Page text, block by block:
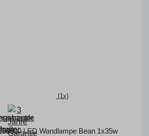
(1x)
LED Wandlampe Bean 1x35w